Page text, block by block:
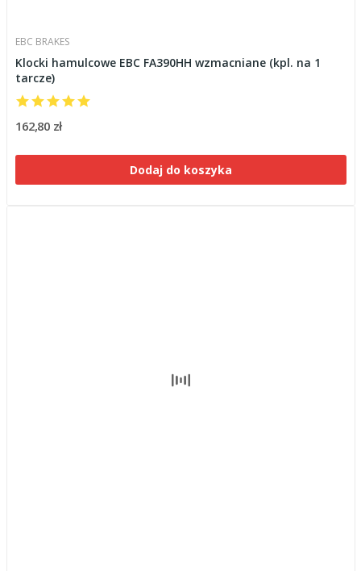
EBC BRAKES
Klocki hamulcowe EBC FA390HH wzmacniane (kpl. na 1
tarcze)
162,80 zł
Dodaj do koszyka